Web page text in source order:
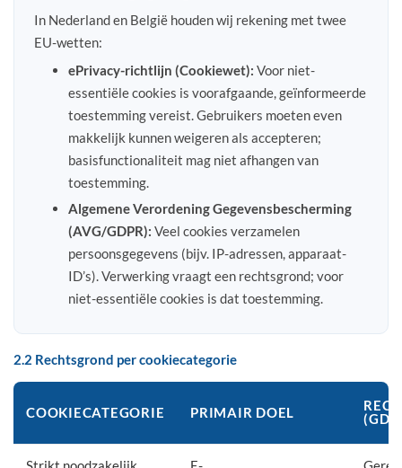
In Nederland en België houden wij rekening met twee
EU-wetten:
ePrivacy-richtlijn (Cookiewet): Voor niet-
essentiële cookies is voorafgaande, geïnformeerde
toestemming vereist. Gebruikers moeten even
makkelijk kunnen weigeren als accepteren;
basisfunctionaliteit mag niet afhangen van
toestemming.
Algemene Verordening Gegevensbescherming
(AVG/GDPR): Veel cookies verzamelen
persoonsgegevens (bijv. IP-adressen, apparaat-
ID’s). Verwerking vraagt een rechtsgrond; voor
niet-essentiële cookies is dat toestemming.
2.2 Rechtsgrond per cookiecategorie
COOKIECATEGORIE PRIMAIR DOEL